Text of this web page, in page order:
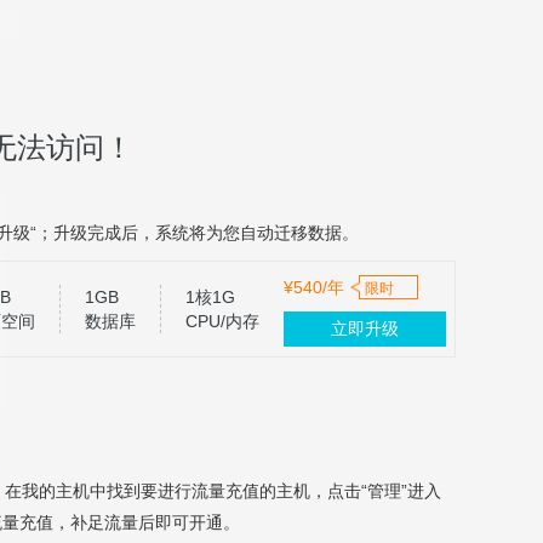
访问！
“；升级完成后，系统将为您自动迁移数据。
间
1GB
数据库
1核1G
CPU/内存
¥540/年 限时
立即升级
在我的主机中找到要进行流量充值的主机，点击“管理”进入
充值，补足流量后即可开通。